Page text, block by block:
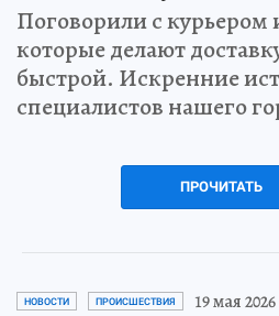
Поговорили с
которые делают
быстрой. Искренние
специалистов нашего
ПРОЧИТАТЬ
НОВОСТИ ПРОИСШЕСТВИЯ 19 мая 2026